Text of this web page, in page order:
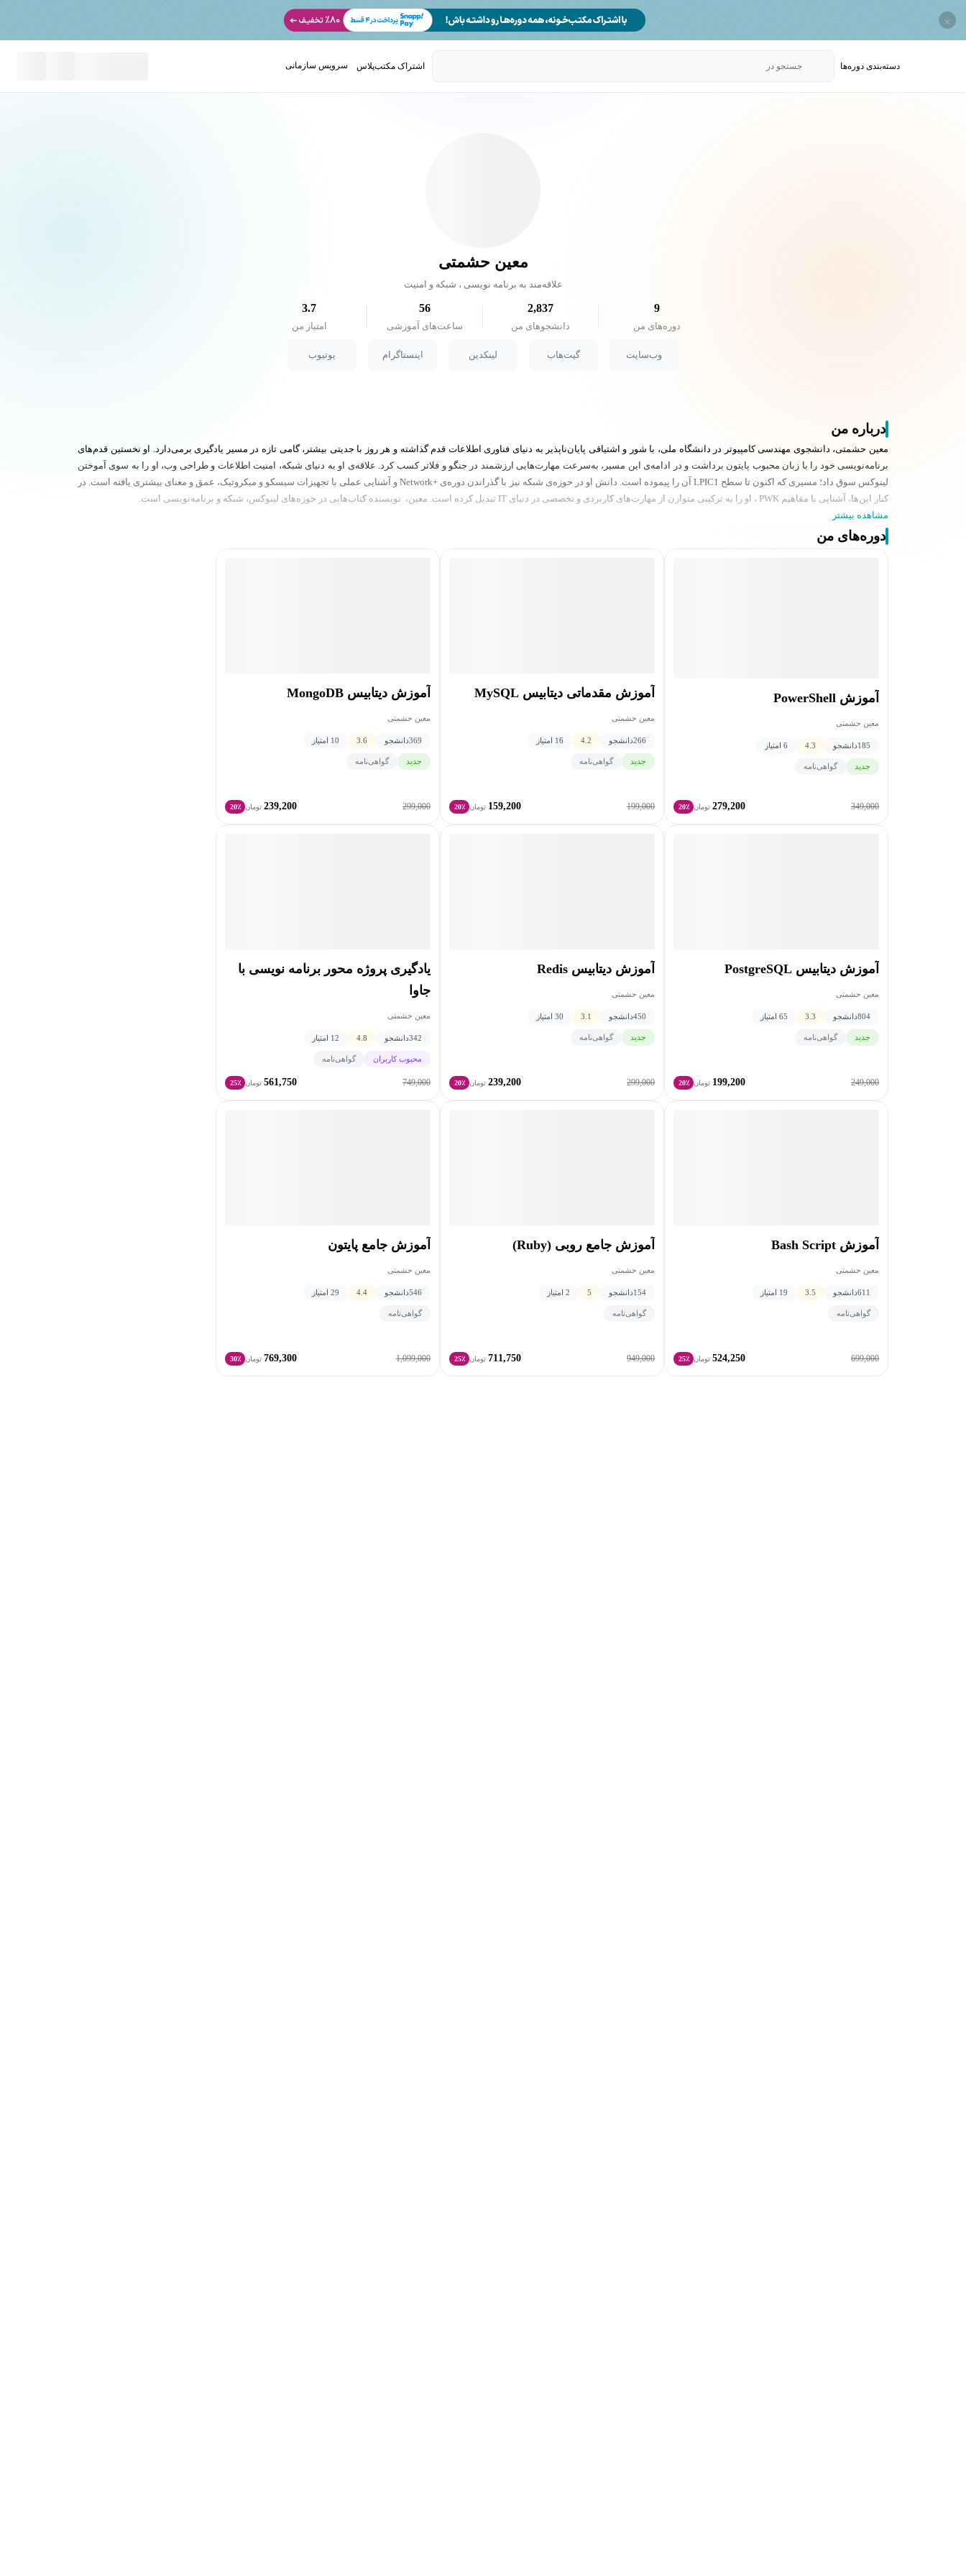
×
دسته‌بندی‌ دوره‌ها جستجو در اشتراک مکتب‌پلاس سرویس سازمانی
معین حشمتی
علاقه‌مند به برنامه نویسی ، شبکه و امنیت
9
دوره‌های من
2,837
دانشجو‌های من
56
ساعت‌های آموزشی
3.7
امتیاز من
وب‌سایت گیت‌هاب لینکدین اینستاگرام یوتیوب
درباره من
معین حشمتی، دانشجوی مهندسی کامپیوتر در دانشگاه ملی، با شور و اشتیاقی پایان‌ناپذیر به دنیای فناوری اطلاعات قدم گذاشته و هر روز با جدیتی بیشتر، گامی تازه در مسیر یادگیری برمی‌دارد. او نخستین قدم‌های
برنامه‌نویسی خود را با زبان محبوب پایتون برداشت و در ادامه‌ی این مسیر، به‌سرعت مهارت‌هایی ارزشمند در جنگو و فلاتر کسب کرد. علاقه‌ی او به دنیای شبکه، امنیت اطلاعات و طراحی وب، او را به سوی آموختن
لینوکس سوق داد؛ مسیری که اکنون تا سطح LPIC1 آن را پیموده است. دانش او در حوزه‌ی شبکه نیز با گذراندن دوره‌ی +Network و آشنایی عملی با تجهیزات سیسکو و میکروتیک، عمق و معنای بیشتری یافته است. در
کنار این‌ها، آشنایی با مفاهیم PWK ، او را به ترکیبی متوازن از مهارت‌های کاربردی و تخصصی در دنیای IT تبدیل کرده است. معین، نویسنده کتاب‌هایی در حوزه‌های لینوکس، شبکه و برنامه‌نویسی است.
مشاهده بیشتر
دوره‌های من
آموزش PowerShell
معین حشمتی
185دانشجو 4.3 6 امتیاز
جدید گواهی‌نامه
349,000
279,200 تومان 20٪
آموزش مقدماتی دیتابیس MySQL
معین حشمتی
266دانشجو 4.2 16 امتیاز
جدید گواهی‌نامه
199,000
159,200 تومان 20٪
آموزش دیتابیس MongoDB
معین حشمتی
369دانشجو 3.6 10 امتیاز
جدید گواهی‌نامه
299,000
239,200 تومان 20٪
آموزش دیتابیس PostgreSQL
معین حشمتی
804دانشجو 3.3 65 امتیاز
جدید گواهی‌نامه
249,000
199,200 تومان 20٪
آموزش دیتابیس Redis
معین حشمتی
450دانشجو 3.1 30 امتیاز
جدید گواهی‌نامه
299,000
239,200 تومان 20٪
یادگیری پروژه محور برنامه نویسی با
جاوا
معین حشمتی
342دانشجو 4.8 12 امتیاز
محبوب کاربران گواهی‌نامه
749,000
561,750 تومان 25٪
آموزش Bash Script
معین حشمتی
611دانشجو 3.5 19 امتیاز
گواهی‌نامه
699,000
524,250 تومان 25٪
آموزش جامع روبی (Ruby)
معین حشمتی
154دانشجو 5 2 امتیاز
گواهی‌نامه
949,000
711,750 تومان 25٪
آموزش جامع پایتون
معین حشمتی
546دانشجو 4.4 29 امتیاز
گواهی‌نامه
1,099,000
769,300 تومان 30٪